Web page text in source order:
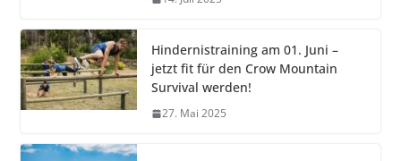
Hindernistraining am 01. Juni –
jetzt fit für den Crow Mountain
Survival werden!
27. Mai 2025